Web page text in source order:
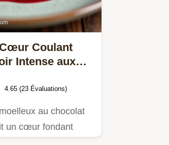
Coulant
Intense aux
4.65 (23 Évaluations)
au chocolat
un cœur fondant